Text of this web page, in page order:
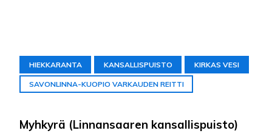
HIEKKARANTA KANSALLISPUISTO KIRKAS VESI
SAVONLINNA-KUOPIO VARKAUDEN REITTI
Myhkyrä (Linnansaaren kansallispuisto)